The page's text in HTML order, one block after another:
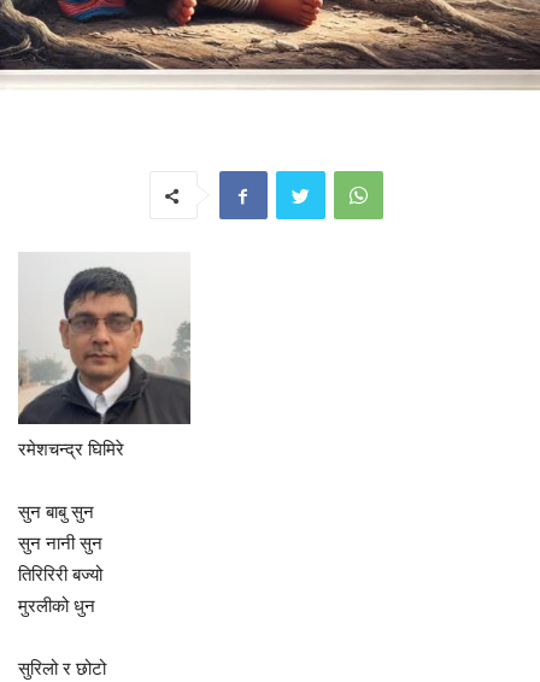
रमेशचन्द्र घिमिरे
सुन बाबु सुन
सुन नानी सुन
तिरिरिरी बज्यो
मुरलीको धुन
सुरिलो र छोटो